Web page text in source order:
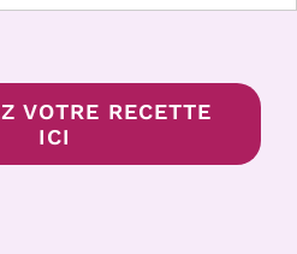
VOTRE RECETTE
ICI